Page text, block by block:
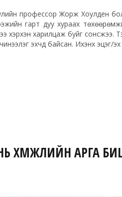
профессор Жорж Хоулден
гарт дуу хураах
хэрхэн харилцаж буйг сонсжээ.
эхчүүд байсан. Ихэнх эцэг/
ХҮМҮҮЖЛИЙН АРГА